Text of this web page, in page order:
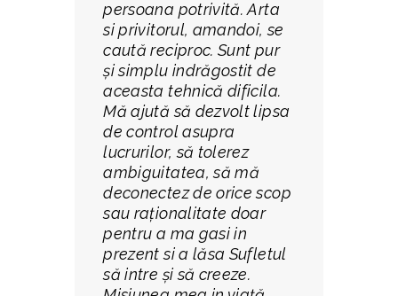
persoana potrivită. Arta
si privitorul, amandoi, se
caută reciproc. Sunt pur
și simplu indrăgostit de
aceasta tehnică dificila.
Mă ajută să dezvolt lipsa
de control asupra
lucrurilor, să tolerez
ambiguitatea, să mă
deconectez de orice scop
sau raționalitate doar
pentru a ma gasi in
prezent si a lăsa Sufletul
să intre și să creeze.